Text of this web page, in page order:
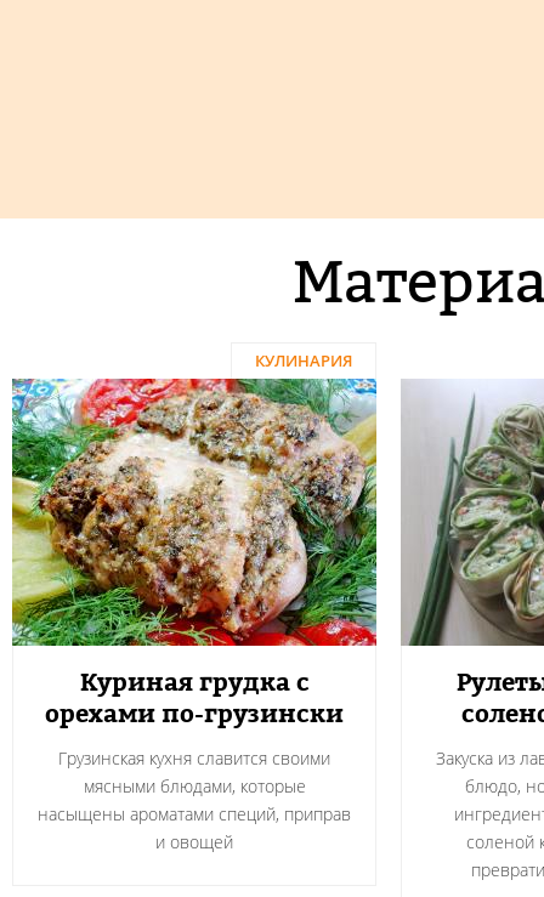
КУЛИНАРИЯ
Куриная грудка с
орехами по-грузински
Грузинская кухня славится своими
мясными блюдами, которые
насыщены ароматами специй, приправ
и овощей
Закуска из
блюдо,
соленой